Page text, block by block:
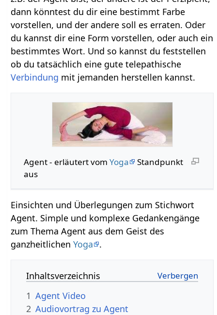
dann könntest du dir eine bestimmt Farbe
vorstellen, und der andere soll es erraten. Oder
du kannst dir eine Form vorstellen, oder auch ein
bestimmtes Wort. Und so kannst du feststellen
ob du tatsächlich eine gute telepathische
Verbindung mit jemanden herstellen kannst.
Agent - erläutert vom Yoga
Standpunkt
aus
Einsichten und Überlegungen zum Stichwort
Agent. Simple und komplexe Gedankengänge
zum Thema Agent aus dem Geist des
ganzheitlichenYoga .
Inhaltsverzeichnis
1 Agent Video
2 Audiovortrag zu Agent